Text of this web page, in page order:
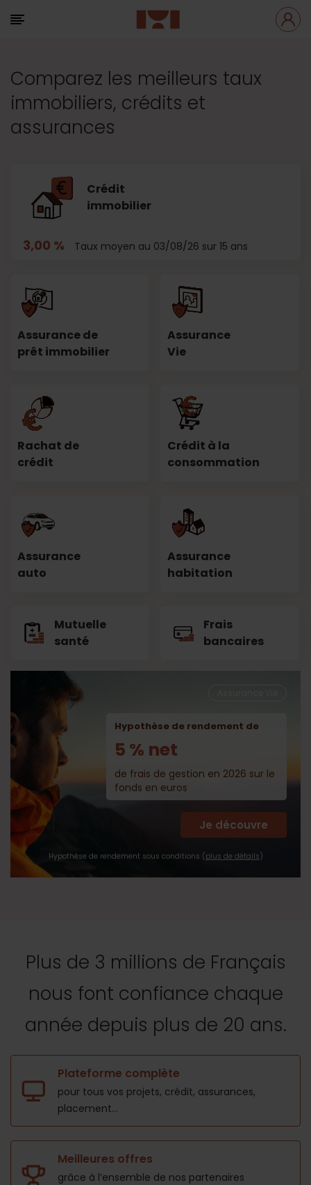
Comparez les meilleurs taux
immobiliers, crédits et
assurances
Crédit
immobilier
3,00 % Taux moyen au 03/08/26 sur 15 ans
Assurance de
prêt immobilier
Assurance
Vie
Rachat de
crédit
Crédit à la
consommation
Assurance
auto
Assurance
habitation
Mutuelle
santé
Frais
bancaires
Hypothèse de rendement de
5 % net
de frais de gestion en 2026 sur le
fonds en euros
Hypothèse de rendement sous conditions ( plus de détails )
Je découvre
Plus de 3 millions de Français
nous font confiance chaque
année depuis plus de 20 ans.
Plateforme complète
pour tous vos projets, crédit, assurances,
placement...
Meilleures offres
grâce à l’ensemble de nos partenaires